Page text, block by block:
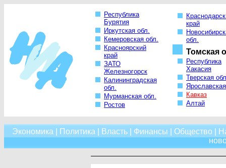
Республика
Бурятия
Иркутская обл.
Кемеровская обл.
Красноярский
край
ЗАТО
Железногорск
Калининградская
обл.
Мурманская обл.
Ростов
край
обл.
Томская
Республика
Хакасия
Тверская
Кавказ
Алтай
Экономика Политика Власть| Финансы Общество